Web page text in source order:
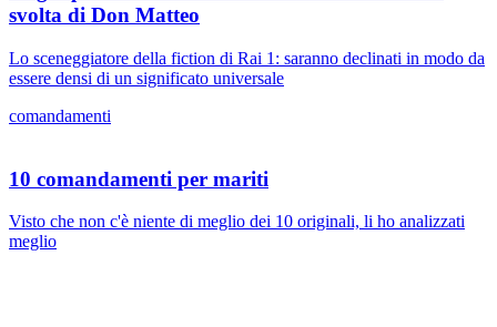
svolta di Don Matteo
Lo sceneggiatore della fiction di Rai 1: saranno declinati in modo da
essere densi di un significato universale
comandamenti
10 comandamenti per mariti
Visto che non c'è niente di meglio dei 10 originali, li ho analizzati
meglio